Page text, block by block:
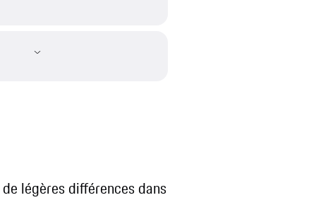
légères différences dans